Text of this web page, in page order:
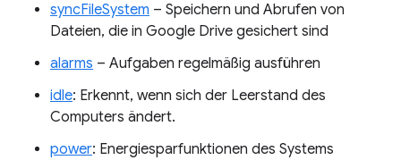
syncFileSystem – Speichern und Abrufen von
Dateien, die in Google Drive gesichert sind
alarms – Aufgaben regelmäßig ausführen
idle: Erkennt, wenn sich der Leerstand des
Computers ändert.
power: Energiesparfunktionen des Systems